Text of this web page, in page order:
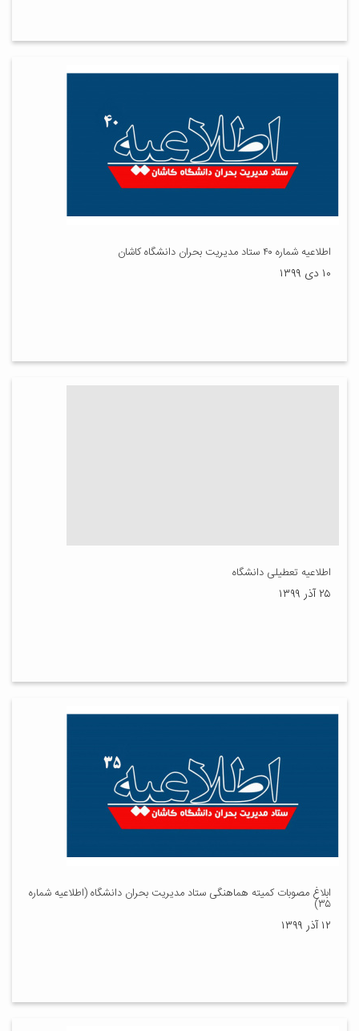
اطلاعیه شماره ۴۰ ستاد مدیریت بحران دانشگاه کاشان
۱۰ دی ۱۳۹۹
اطلاعیه تعطیلی دانشگاه
۲۵ آذر ۱۳۹۹
ابلاغ مصوبات کمیته هماهنگی ستاد مدیریت بحران دانشگاه (اطلاعیه شماره
۳۵)
۱۲ آذر ۱۳۹۹